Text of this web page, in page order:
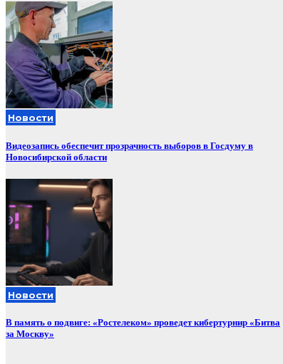
Новости
Видеозапись обеспечит прозрачность выборов в Госдуму в
Новосибирской области
Новости
В память о подвиге: «Ростелеком» проведет кибертурнир «Битва
за Москву»